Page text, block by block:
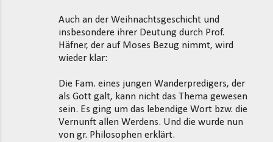
Auch an der Weihnachtsgeschicht und
insbesondere ihrer Deutung durch Prof.
Häfner, der auf Moses Bezug nimmt, wird
wieder klar:
Die Fam. eines jungen Wanderpredigers, der
als Gott galt, kann nicht das Thema gewesen
sein. Es ging um das lebendige Wort bzw. die
Vernunft allen Werdens. Und die wurde nun
von gr. Philosophen erklärt.